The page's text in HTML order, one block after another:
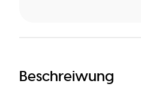
Beschreiwung